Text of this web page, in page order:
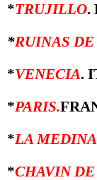
*TRUJILLO.
*RUINAS
*VENECIA.
*PARIS.
*LA
*CHAVIN